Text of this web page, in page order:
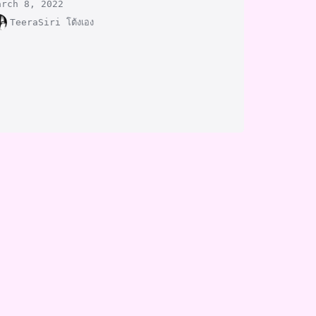
8, 2022
TeeraSiri โต้งเอง